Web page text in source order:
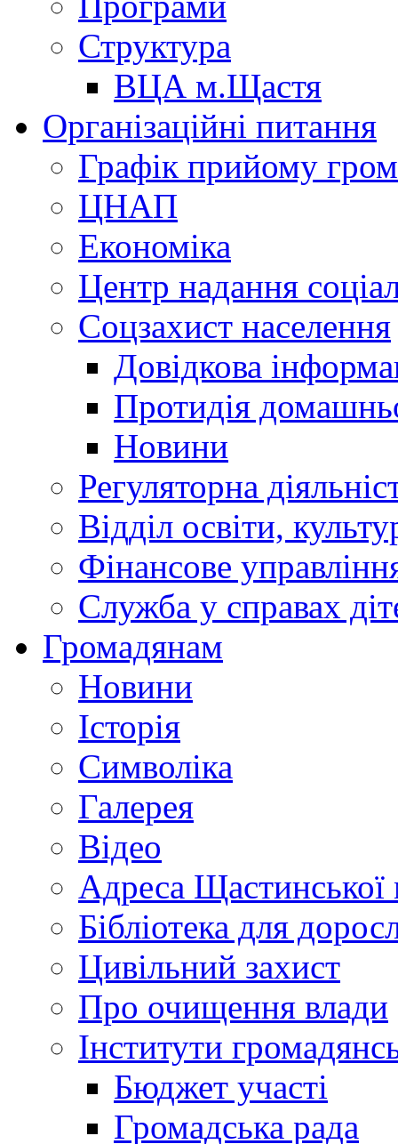
Структура
ВЦА м.Щастя
Організаційні питання
Графік прийому
ЦНАП
Економіка
Центр надання
Соцзахист населення
Довідкова
Протидія
Новини
Регуляторна
Відділ освіти,
Фінансове
Служба у справах
Громадянам
Новини
Історія
Символіка
Галерея
Відео
Адреса Щастинської
Бібліотека для
Цивільний захист
Про очищення влади
Інститути
Бюджет участі
Громадська рада